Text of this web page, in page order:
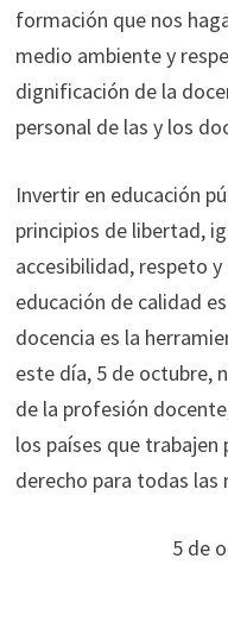
formación que nos
medio ambiente y
dignificación de la
personal de las y los
Invertir en educación
principios de libertad,
accesibilidad, respeto
educación de calidad
docencia es la
este día, 5 de octubre,
de la profesión
los países que trabajen
derecho para todas las
5 de